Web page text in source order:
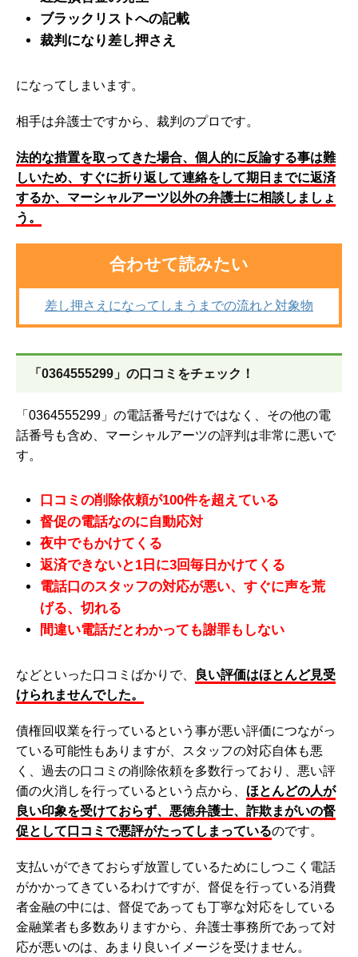
ブラックリストへの記載
裁判になり差し押さえ
になってしまいます。
相手は弁護士ですから、裁判のプロです。
法的な措置を取ってきた場合、個人的に反論する事は難
しいため、すぐに折り返して連絡をして期日までに返済
するか、マーシャルアーツ以外の弁護士に相談しましょ
う。
合わせて読みたい
差し押さえになってしまうまでの流れと対象物
「0364555299」の口コミをチェック！
「0364555299」の電話番号だけではなく、その他の電
話番号も含め、マーシャルアーツの評判は非常に悪いで
す。
口コミの削除依頼が100件を超えている
督促の電話なのに自動応対
夜中でもかけてくる
返済できないと1日に3回毎日かけてくる
電話口のスタッフの対応が悪い、すぐに声を荒
げる、切れる
間違い電話だとわかっても謝罪もしない
などといった口コミばかりで、
良い評価はほとんど見受
けられませんでした。
債権回収業を行っているという事が悪い評価につながっ
ている可能性もありますが、スタッフの対応自体も悪
く、過去の口コミの削除依頼を多数行っており、悪い評
価の火消しを行っているという点から、 ほとんどの人が
良い印象を受けておらず、悪徳弁護士、詐欺まがいの督
促として口コミで悪評がたってしまっているのです。
支払いができておらず放置しているためにしつこく電話
がかかってきているわけですが、督促を行っている消費
者金融の中には、督促であっても丁寧な対応をしている
金融業者も多数ありますから、弁護士事務所であって対
応が悪いのは、あまり良いイメージを受けません。